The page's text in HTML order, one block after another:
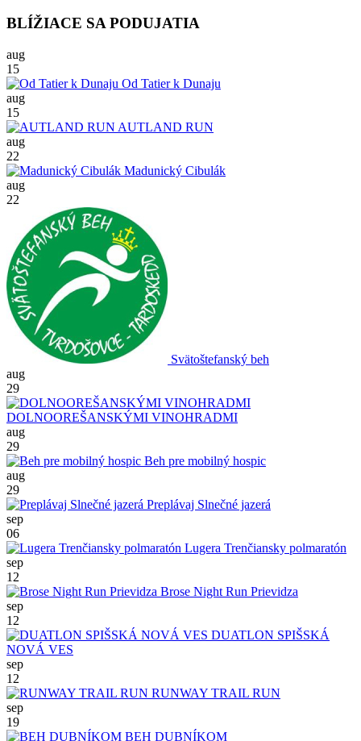
BLÍŽIACE SA PODUJATIA
aug
15
Od Tatier k Dunaju
aug
15
AUTLAND RUN
aug
22
Madunický Cibulák
aug
22
Svätoštefanský beh
aug
29
DOLNOOREŠANSKÝMI VINOHRADMI
aug
29
Beh pre mobilný hospic
aug
29
Preplávaj Slnečné jazerá
sep
06
Lugera Trenčiansky polmaratón
sep
12
Brose Night Run Prievidza
sep
12
DUATLON SPIŠSKÁ
NOVÁ VES
sep
12
RUNWAY TRAIL RUN
sep
19
BEH DUBNÍKOM